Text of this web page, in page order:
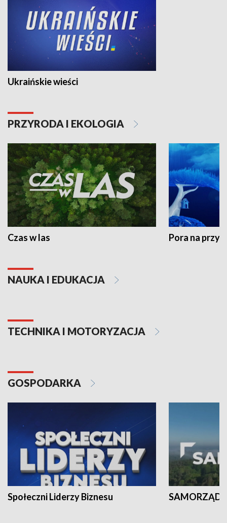
Ukraińskie wieści
PRZYRODA I EKOLOGIA
Czas w las Pora na
NAUKA I EDUKACJA
TECHNIKA I MOTORYZACJA
GOSPODARKA
Społeczni Liderzy Biznesu SAMORZĄD